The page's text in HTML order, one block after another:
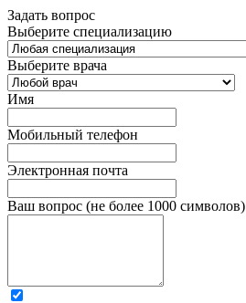
Задать вопрос
Выберите специализацию
Выберите врача
Имя
Мобильный телефон
Электронная почта
Ваш вопрос (не более 1000 символов)